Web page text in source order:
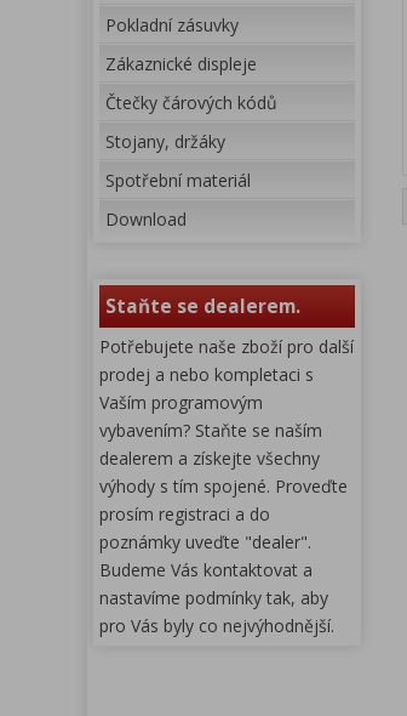
Pokladní zásuvky
Zákaznické displeje
Čtečky čárových kódů
Stojany, držáky
Spotřební materiál
Download
Staňte se dealerem.
Potřebujete naše zboží pro další
prodej a nebo kompletaci s
Vaším programovým
vybavením? Staňte se naším
dealerem a získejte všechny
výhody s tím spojené. Proveďte
prosím registraci a do
poznámky uveďte "dealer".
Budeme Vás kontaktovat a
nastavíme podmínky tak, aby
pro Vás byly co nejvýhodnější.